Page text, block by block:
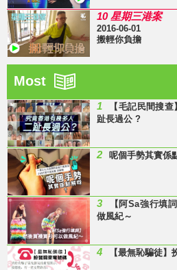
10 星期三港案
2016-06-01
搬輕你負擔
Most
1
【毛記民間搜
趾長過公 ?
2 呢個手勢其實係
3
【阿Sa強行填
做風紀～
4 【最無恥騙徒】